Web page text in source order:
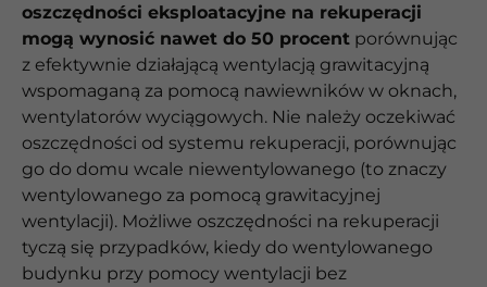
oszczędności eksploatacyjne na rekuperacji
mogą wynosić nawet do 50 procent porównując
z efektywnie działającą wentylacją grawitacyjną
wspomaganą za pomocą nawiewników w oknach,
wentylatorów wyciągowych. Nie należy oczekiwać
oszczędności od systemu rekuperacji, porównując
go do domu wcale niewentylowanego (to znaczy
wentylowanego za pomocą grawitacyjnej
wentylacji). Możliwe oszczędności na rekuperacji
tyczą się przypadków, kiedy do wentylowanego
budynku przy pomocy wentylacji bez